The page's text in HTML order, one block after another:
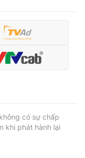
có sự chấp
khi phát hành lại